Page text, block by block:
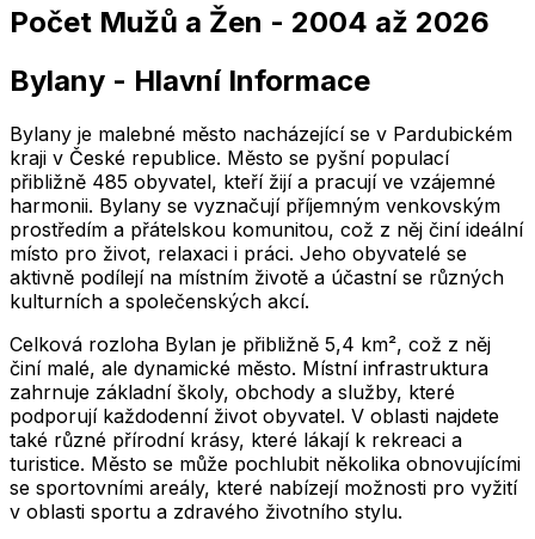
2,005 2,010 2,015 2,020 2,025
2,005 2,010 2,015 2,020 2,025
Počet Mužů a Žen - 2004 až 2026
2,005
Bylany - Hlavní Informace
Bylany je malebné město nacházející se v Pardubickém
kraji v České republice. Město se pyšní populací
přibližně 485 obyvatel, kteří žijí a pracují ve vzájemné
harmonii. Bylany se vyznačují příjemným venkovským
prostředím a přátelskou komunitou, což z něj činí ideální
místo pro život, relaxaci i práci. Jeho obyvatelé se
aktivně podílejí na místním životě a účastní se různých
kulturních a společenských akcí.
Celková rozloha Bylan je přibližně 5,4 km², což z něj
činí malé, ale dynamické město. Místní infrastruktura
zahrnuje základní školy, obchody a služby, které
podporují každodenní život obyvatel. V oblasti najdete
také různé přírodní krásy, které lákají k rekreaci a
turistice. Město se může pochlubit několika obnovujícími
se sportovními areály, které nabízejí možnosti pro vyžití
v oblasti sportu a zdravého životního stylu.